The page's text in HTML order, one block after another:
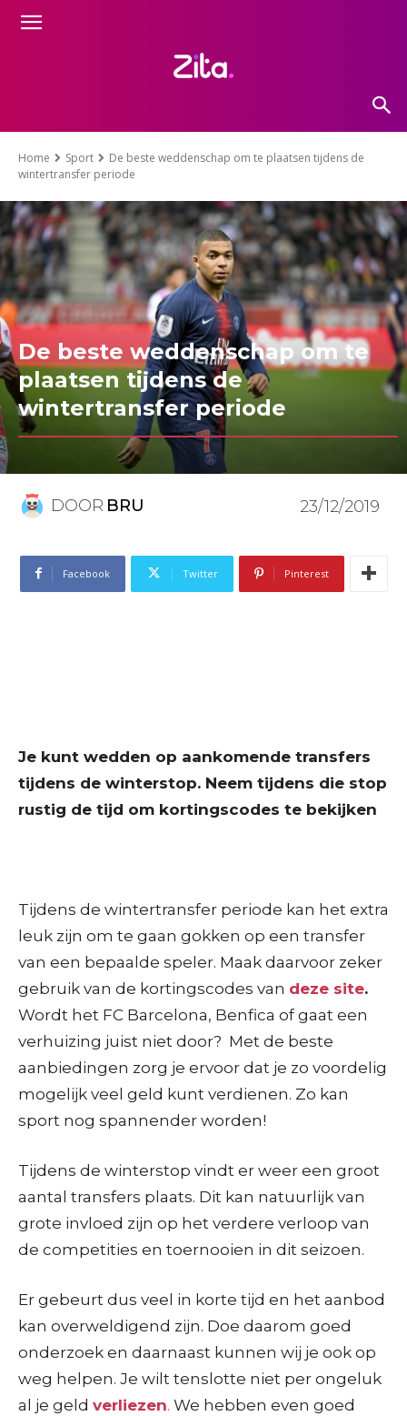
Home Sport
De beste weddenschap om te plaatsen tijdens de
wintertransfer periode
De beste weddenschap om te
plaatsen tijdens de
wintertransfer periode
DOOR BRU 23/12/2019
Facebook Twitter Pinterest
Je kunt wedden op aankomende transfers
tijdens de winterstop. Neem tijdens die stop
rustig de tijd om kortingscodes te bekijken
Tijdens de wintertransfer periode kan het extra
leuk zijn om te gaan gokken op een transfer
van een bepaalde speler. Maak daarvoor zeker
gebruik van de kortingscodes van deze site.
Wordt het FC Barcelona, Benfica of gaat een
verhuizing juist niet door? Met de beste
aanbiedingen zorg je ervoor dat je zo voordelig
mogelijk veel geld kunt verdienen. Zo kan
sport nog spannender worden!
Tijdens de winterstop vindt er weer een groot
aantal transfers plaats. Dit kan natuurlijk van
grote invloed zijn op het verdere verloop van
de competities en toernooien in dit seizoen.
Er gebeurt dus veel in korte tijd en het aanbod
kan overweldigend zijn. Doe daarom goed
onderzoek en daarnaast kunnen wij je ook op
weg helpen. Je wilt tenslotte niet per ongeluk
al je geld verliezen. We hebben even goed